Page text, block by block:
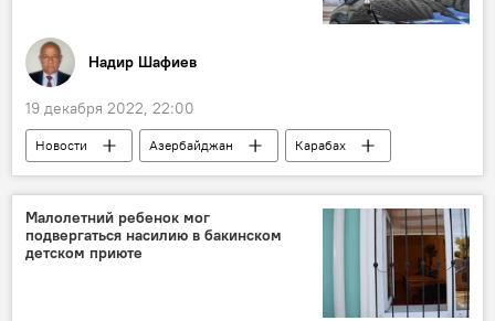
Надир Шафиев
19 декабря 2022, 22:00
Новости Азербайджан
Карабах
Акция протеста
Колумнисты
МИД
Литва
Малолетний ребенок мог
подвергаться насилию в бакинском
детском приюте